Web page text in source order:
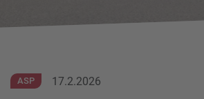
ASP 17.2.2026